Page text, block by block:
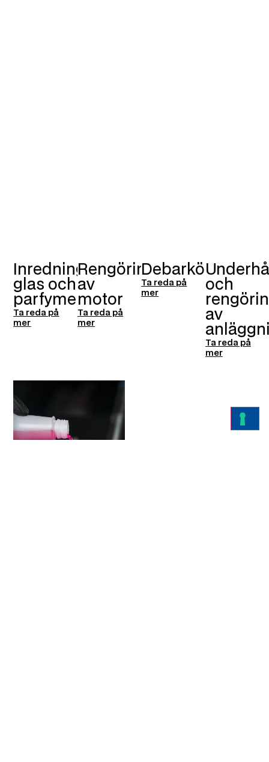
Inredning,
glas och
parfymeri
Ta reda på
mer
Rengöring
av
motor
Ta reda på
mer
Debarkörer
Ta reda på
mer
och
av
Ta reda på
mer